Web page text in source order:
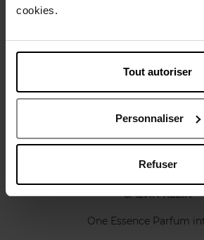
cookies.
Tout autoriser
Personnaliser
Refuser
Avis client
Vous aimerez
CALVIN KLEIN
One Essence Parfum